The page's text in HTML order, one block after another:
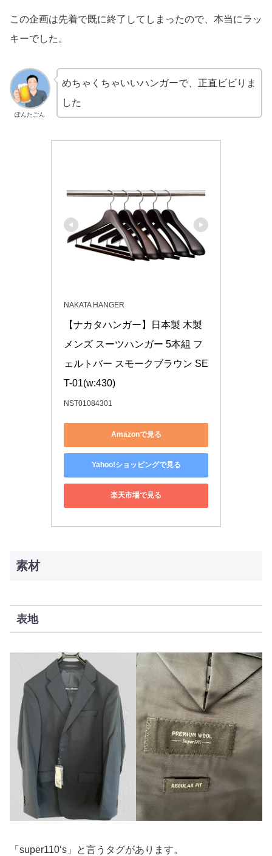
この企画は先着で既に終了してしまったので、本当にラッ
キーでした。
ぽんたごん
めちゃくちゃいいハンガーで、正直ビビりま
した
NAKATA HANGER
【ナカタハンガー】日本製 木製
メンズ スーツハンガー 5本組 フ
ェルトバー スモークブラウン SE
T-01(w:430)
NST01084301
Amazonで見る
Yahoo!ショッピングで見る
楽天市場で見る
素材
表地
「super110‘s」と言うタグがあります。